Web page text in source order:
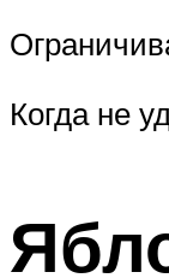
Когда не